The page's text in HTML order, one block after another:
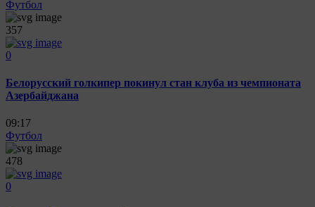
Футбол
357
0
Белорусский голкипер покинул стан клуба из чемпионата
Азербайджана
09:17
Футбол
478
0